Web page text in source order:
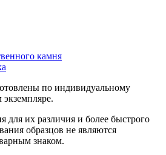
камня
по индивидуальному
для их различия и более быстрого
образцов не являются
знаком.